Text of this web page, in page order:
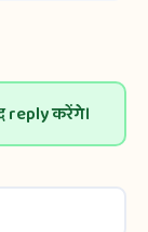
reply करेंगे।